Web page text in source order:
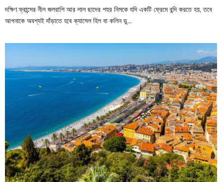
দক্ষিণ ফ্রান্সের নীল জলরাশি আর লাল ছাদের শহর নিসকে যদি একটি ফ্রেমে বন্দি করতে হয়, তবে
আপনাকে অবশ্যই দাঁড়াতে হবে ক্যাসেল হিল বা কলিন ডু...